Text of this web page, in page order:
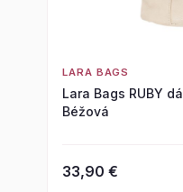
LARA BAGS
Lara Bags RUBY
Béžová
33,90 €